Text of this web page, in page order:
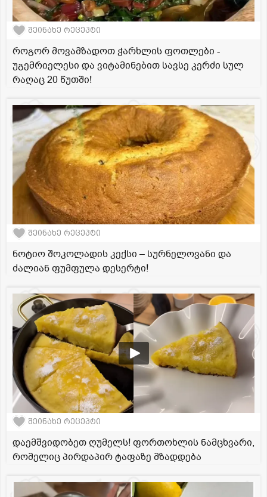
შეინახე რეცეპტი
როგორ მოვამზადოთ ჭარხლის ფოთლები -
უგემრიელესი და ვიტამინებით სავსე კერძი სულ
რაღაც 20 წუთში!
შეინახე რეცეპტი
ნოტიო შოკოლადის კექსი – სურნელოვანი და
ძალიან ფუმფულა დესერტი!
შეინახე რეცეპტი
დაემშვიდობეთ ღუმელს! ფორთოხლის ნამცხვარი,
რომელიც პირდაპირ ტაფაზე მზადდება